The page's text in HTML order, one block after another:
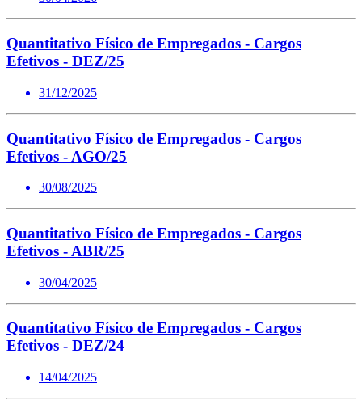
Quantitativo Físico de Empregados - Cargos
Efetivos - DEZ/25
31/12/2025
Quantitativo Físico de Empregados - Cargos
Efetivos - AGO/25
30/08/2025
Quantitativo Físico de Empregados - Cargos
Efetivos - ABR/25
30/04/2025
Quantitativo Físico de Empregados - Cargos
Efetivos - DEZ/24
14/04/2025